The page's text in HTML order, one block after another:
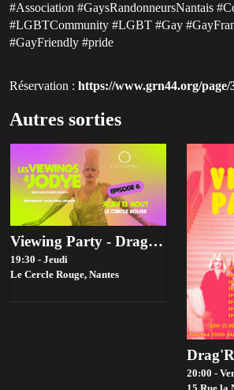
#Association #GaysRandonneursNantais
#LGBTCommunity #LGBT #Gay
#GayFriendly #pride
Réservation : https://www.grn44.org/page/3923984-pride-
Autres sorties
Viewing Party - Drag race france Saison 4 - Episode 6
19:30 - Jeudi
Le Cercle Rouge, Nantes
20:00 -